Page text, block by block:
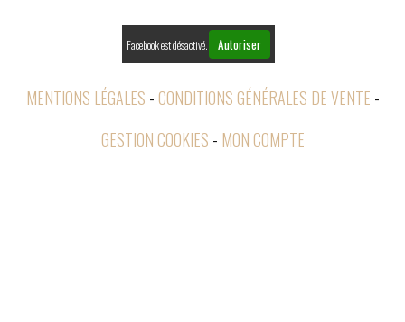
Facebook est désactivé. Autoriser
MENTIONS LÉGALES CONDITIONS GÉNÉRALES DE VENTE
GESTION COOKIES
MON COMPTE